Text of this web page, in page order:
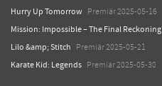
Hurry Up Tomorrow Premiär 2025-05-16
Mission: Impossible – The Final Reckoning
Lilo &amp; Stitch Premiär 2025-05-21
Karate Kid: Legends Premiär 2025-05-30